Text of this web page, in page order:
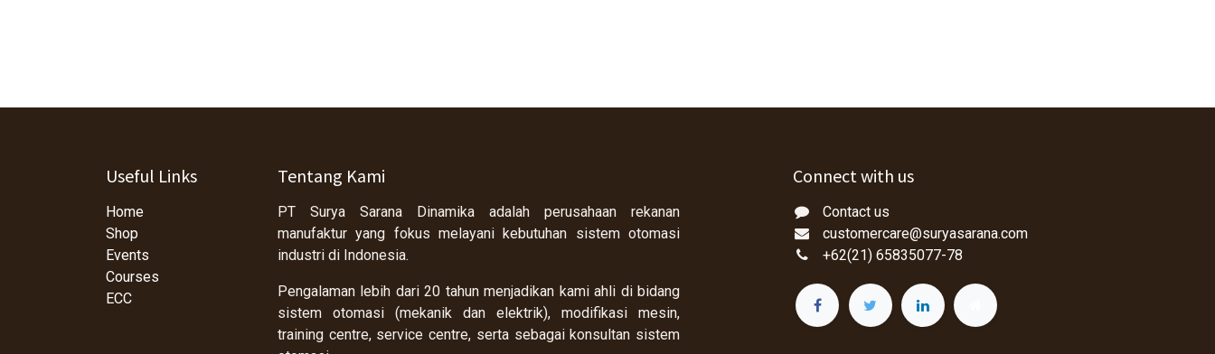
Useful Links
Home
Shop
Events
Courses
ECC
Tentang Kami
PT Surya Sarana Dinamika adalah perusahaan rekanan
manufaktur yang fokus melayani kebutuhan sistem otomasi
industri di Indonesia.
Pengalaman lebih dari 20 tahun menjadikan kami ahli di bidang
sistem otomasi (mekanik dan elektrik), modifikasi mesin,
training centre, service centre, serta sebagai konsultan sistem
Connect with us
Contact us
customercare@suryasarana.com
+62(21) 65835077-78